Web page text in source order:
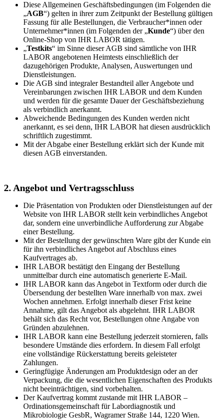
Diese Allgemeinen Geschäftsbedingungen (im Folgenden die
„AGB“) gelten in ihrer zum Zeitpunkt der Bestellung gültigen
Fassung für alle Bestellungen, die Verbraucher*innen oder
Unternehmer*innen (im Folgenden der „Kunde“) über den
Online-Shop von IHR LABOR tätigen.
„Testkits“ im Sinne dieser AGB sind sämtliche von IHR
LABOR angebotenen Heimtests einschließlich der
dazugehörigen Produkte, Analysen, Auswertungen und
Dienstleistungen.
Die AGB sind integraler Bestandteil aller Angebote und
Vereinbarungen zwischen IHR LABOR und dem Kunden
und werden für die gesamte Dauer der Geschäftsbeziehung
als verbindlich anerkannt.
Abweichende Bedingungen des Kunden werden nicht
anerkannt, es sei denn, IHR LABOR hat diesen ausdrücklich
schriftlich zugestimmt.
Mit der Abgabe einer Bestellung erklärt sich der Kunde mit
diesen AGB einverstanden.
2. Angebot und Vertragsschluss
Die Präsentation von Produkten oder Dienstleistungen auf der
Website von IHR LABOR stellt kein verbindliches Angebot
dar, sondern eine unverbindliche Aufforderung zur Abgabe
einer Bestellung.
Mit der Bestellung der gewünschten Ware gibt der Kunde ein
für ihn verbindliches Angebot auf Abschluss eines
Kaufvertrages ab.
IHR LABOR bestätigt den Eingang der Bestellung
unmittelbar durch eine automatisch generierte E-Mail.
IHR LABOR kann das Angebot in Textform oder durch die
Übersendung der bestellten Ware innerhalb von max. zwei
Wochen annehmen. Erfolgt innerhalb dieser Frist keine
Annahme, gilt das Angebot als abgelehnt. IHR LABOR
behält sich das Recht vor, Bestellungen ohne Angabe von
Gründen abzulehnen.
IHR LABOR kann eine Bestellung jederzeit stornieren, falls
besondere Umstände dies erfordern. In diesem Fall erfolgt
eine vollständige Rückerstattung bereits geleisteter
Zahlungen.
Geringfügige Änderungen am Produktdesign oder an der
Verpackung, die die wesentlichen Eigenschaften des Produkts
nicht beeinträchtigen, sind vorbehalten.
Der Kaufvertrag kommt zustande mit IHR LABOR –
Ordinationsgemeinschaft für Labordiagnostik und
Mikrobiologie GesbR, Wagramer Straße 144, 1220 Wien.